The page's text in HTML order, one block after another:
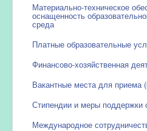
Материально-техническое
оснащенность
среда
Платные образовательные
Финансово-хозяйственная
Вакантные места для приема
Стипендии и меры поддержки
Международное